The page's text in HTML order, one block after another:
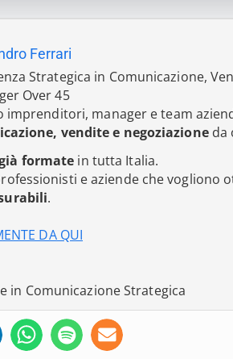
Ferrari
Strategica in Comunicazione,
Over 45
imprenditori, manager e team
vendite e negoziazioneda
formate in tutta Italia.
e aziende che vogliono
.
DA QUI
in Comunicazione Strategica